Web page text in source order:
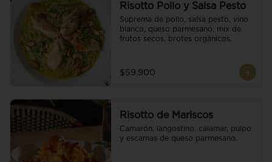
Risotto Pollo y Salsa Pesto
Suprema de pollo, salsa pesto, vino
blanco, queso parmesano, mix de
frutos secos, brotes orgánicos.
$59.900
Risotto de Mariscos
Camarón, langostino, calamar, pulpo
y escamas de queso parmesano.